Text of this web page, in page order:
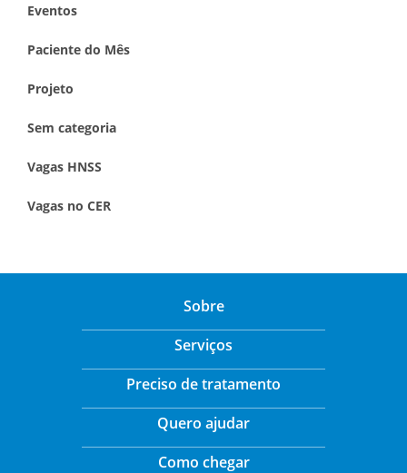
Eventos
Paciente do Mês
Projeto
Sem categoria
Vagas HNSS
Vagas no CER
Sobre
Serviços
Preciso de tratamento
Quero ajudar
Como chegar